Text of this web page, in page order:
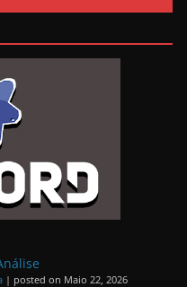
| posted on Maio 22, 2026